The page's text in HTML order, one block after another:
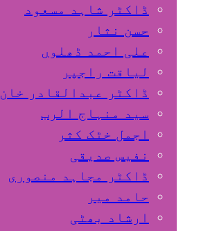
ڈاکٹر شاہد مسعود
حسن نثار
علی احمد ڈھلوں
لیاقت راجپر
ڈاکٹر عبدالقادر خان
سید منہاج الرب
اجمل خٹک کثر
نفیس صدیقی
ڈاکٹر مجاہد منصوری
حامد میر
ارشاد بھٹی